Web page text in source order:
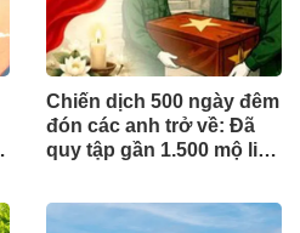
Chiến dịch 500 ngày đêm
đón các anh trở về: Đã
quy tập gần 1.500 mộ liệt